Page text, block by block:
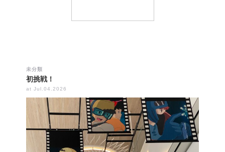
未分類
初挑戦！
at Jul.04.2026